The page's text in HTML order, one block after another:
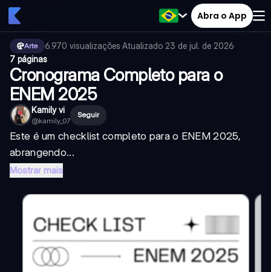
Abra o App
Arte 6.970 visualizações·Atualizado 23 de jul. de 2026·
7 páginas
Cronograma Completo para o
ENEM 2025
Kamily vi
@kamily_07
Seguir
Este é um checklist completo para o ENEM 2025,
abrangendo...
Mostrar mais